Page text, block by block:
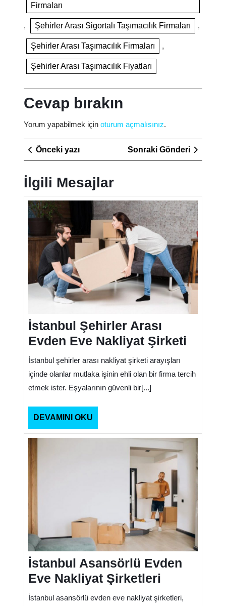
Firmaları
, Şehirler Arası Sigortalı Taşımacılık Firmaları ,
Şehirler Arası Taşımacılık Firmaları ,
Şehirler Arası Taşımacılık Fiyatları
Cevap bırakın
Yorum yapabilmek için oturum açmalısınız.
Yazı
gezinmesi
Önceki yazıÖnceki
yazı
Sonraki Gönderi
Sonraki
Gönderi
İlgili Mesajlar
İstanbul
Şehirler
Arası
Evden
Eve
Nakliyat
Şirketi
İstanbul Şehirler Arası
Evden Eve Nakliyat Şirketi
İstanbul şehirler arası nakliyat şirketi arayışları
içinde olanlar mutlaka işinin ehli olan bir firma tercih
etmek ister. Eşyalarının güvenli bir[...]
DEVAMINI OKU
OKU
Evden
İstanbul Asansörlü Evden
Eve Nakliyat Şirketleri
İstanbul asansörlü evden eve nakliyat şirketleri,